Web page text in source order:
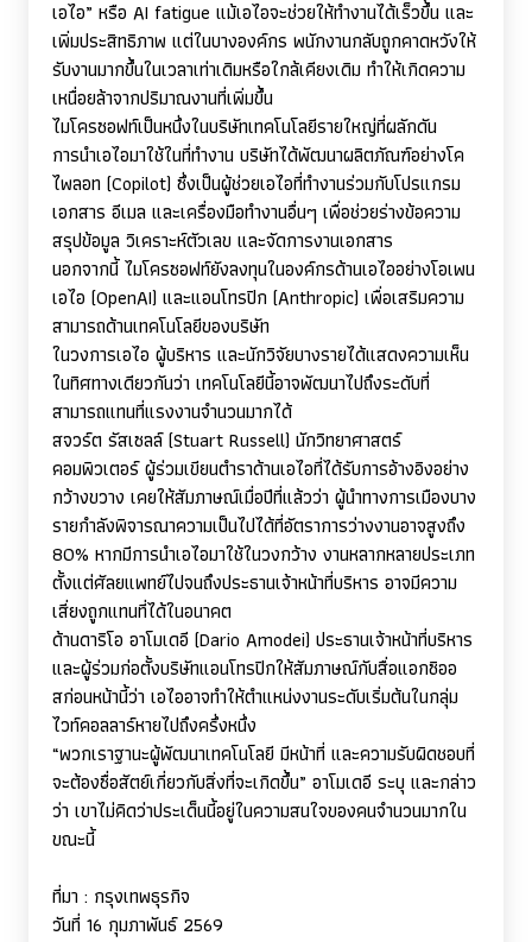
เอไอ” หรือ AI fatigue แม้เอไอจะช่วยให้ทำงานได้เร็วขึ้น และ
เพิ่มประสิทธิภาพ แต่ในบางองค์กร พนักงานกลับถูกคาดหวังให้
รับงานมากขึ้นในเวลาเท่าเดิมหรือใกล้เคียงเดิม ทำให้เกิดความ
เหนื่อยล้าจากปริมาณงานที่เพิ่มขึ้น
ไมโครซอฟท์เป็นหนึ่งในบริษัทเทคโนโลยีรายใหญ่ที่ผลักดัน
การนำเอไอมาใช้ในที่ทำงาน บริษัทได้พัฒนาผลิตภัณฑ์อย่างโค
ไพลอท (Copilot) ซึ่งเป็นผู้ช่วยเอไอที่ทำงานร่วมกับโปรแกรม
เอกสาร อีเมล และเครื่องมือทำงานอื่นๆ เพื่อช่วยร่างข้อความ
สรุปข้อมูล วิเคราะห์ตัวเลข และจัดการงานเอกสาร
นอกจากนี้ ไมโครซอฟท์ยังลงทุนในองค์กรด้านเอไออย่างโอเพน
เอไอ (OpenAI) และแอนโทรปิก (Anthropic) เพื่อเสริมความ
สามารถด้านเทคโนโลยีของบริษัท
ในวงการเอไอ ผู้บริหาร และนักวิจัยบางรายได้แสดงความเห็น
ในทิศทางเดียวกันว่า เทคโนโลยีนี้อาจพัฒนาไปถึงระดับที่
สามารถแทนที่แรงงานจำนวนมากได้
สจวร์ต รัสเซลล์ (Stuart Russell) นักวิทยาศาสตร์
คอมพิวเตอร์ ผู้ร่วมเขียนตำราด้านเอไอที่ได้รับการอ้างอิงอย่าง
กว้างขวาง เคยให้สัมภาษณ์เมื่อปีที่แล้วว่า ผู้นำทางการเมืองบาง
รายกำลังพิจารณาความเป็นไปได้ที่อัตราการว่างงานอาจสูงถึง
80% หากมีการนำเอไอมาใช้ในวงกว้าง งานหลากหลายประเภท
ตั้งแต่ศัลยแพทย์ไปจนถึงประธานเจ้าหน้าที่บริหาร อาจมีความ
เสี่ยงถูกแทนที่ได้ในอนาคต
ด้านดาริโอ อาโมเดอี (Dario Amodei) ประธานเจ้าหน้าที่บริหาร
และผู้ร่วมก่อตั้งบริษัทแอนโทรปิกให้สัมภาษณ์กับสื่อแอกซิออ
สก่อนหน้านี้ว่า เอไออาจทำให้ตำแหน่งงานระดับเริ่มต้นในกลุ่ม
ไวท์คอลลาร์หายไปถึงครึ่งหนึ่ง
“พวกเราฐานะผู้พัฒนาเทคโนโลยี มีหน้าที่ และความรับผิดชอบที่
จะต้องซื่อสัตย์เกี่ยวกับสิ่งที่จะเกิดขึ้น” อาโมเดอี ระบุ และกล่าว
ว่า เขาไม่คิดว่าประเด็นนี้อยู่ในความสนใจของคนจำนวนมากใน
ขณะนี้
ที่มา : กรุงเทพธุรกิจ
วันที่ 16 กุมภาพันธ์ 2569